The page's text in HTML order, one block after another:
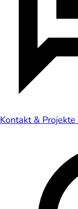
Kontakt & Projekte